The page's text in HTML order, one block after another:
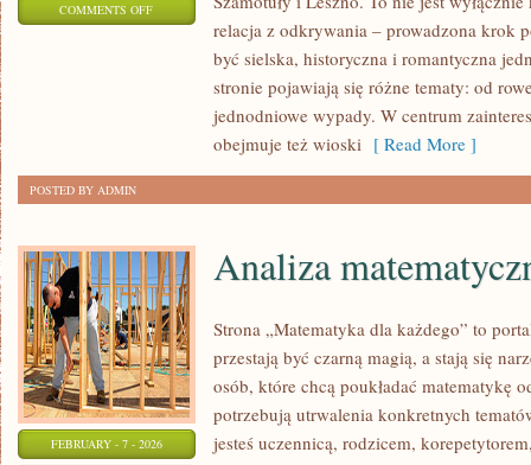
COMMENTS OFFON
RESTAURACJE
KAWIARNIE
relacja z odkrywania – prowadzona krok
być sielska, historyczna i romantyczna
stronie pojawiają się różne tematy: od
jednodniowe wypady. W centrum
obejmuje też wioski [ Read More ]
POSTED BY ADMIN
FEBRUARY - 7 - 2026
Analiza
Strona „Matematyka dla każdego” to
przestają być czarną magią, a stają się
osób, które chcą poukładać matematykę
potrzebują utrwalenia konkretnych
jesteś uczennicą, rodzicem,